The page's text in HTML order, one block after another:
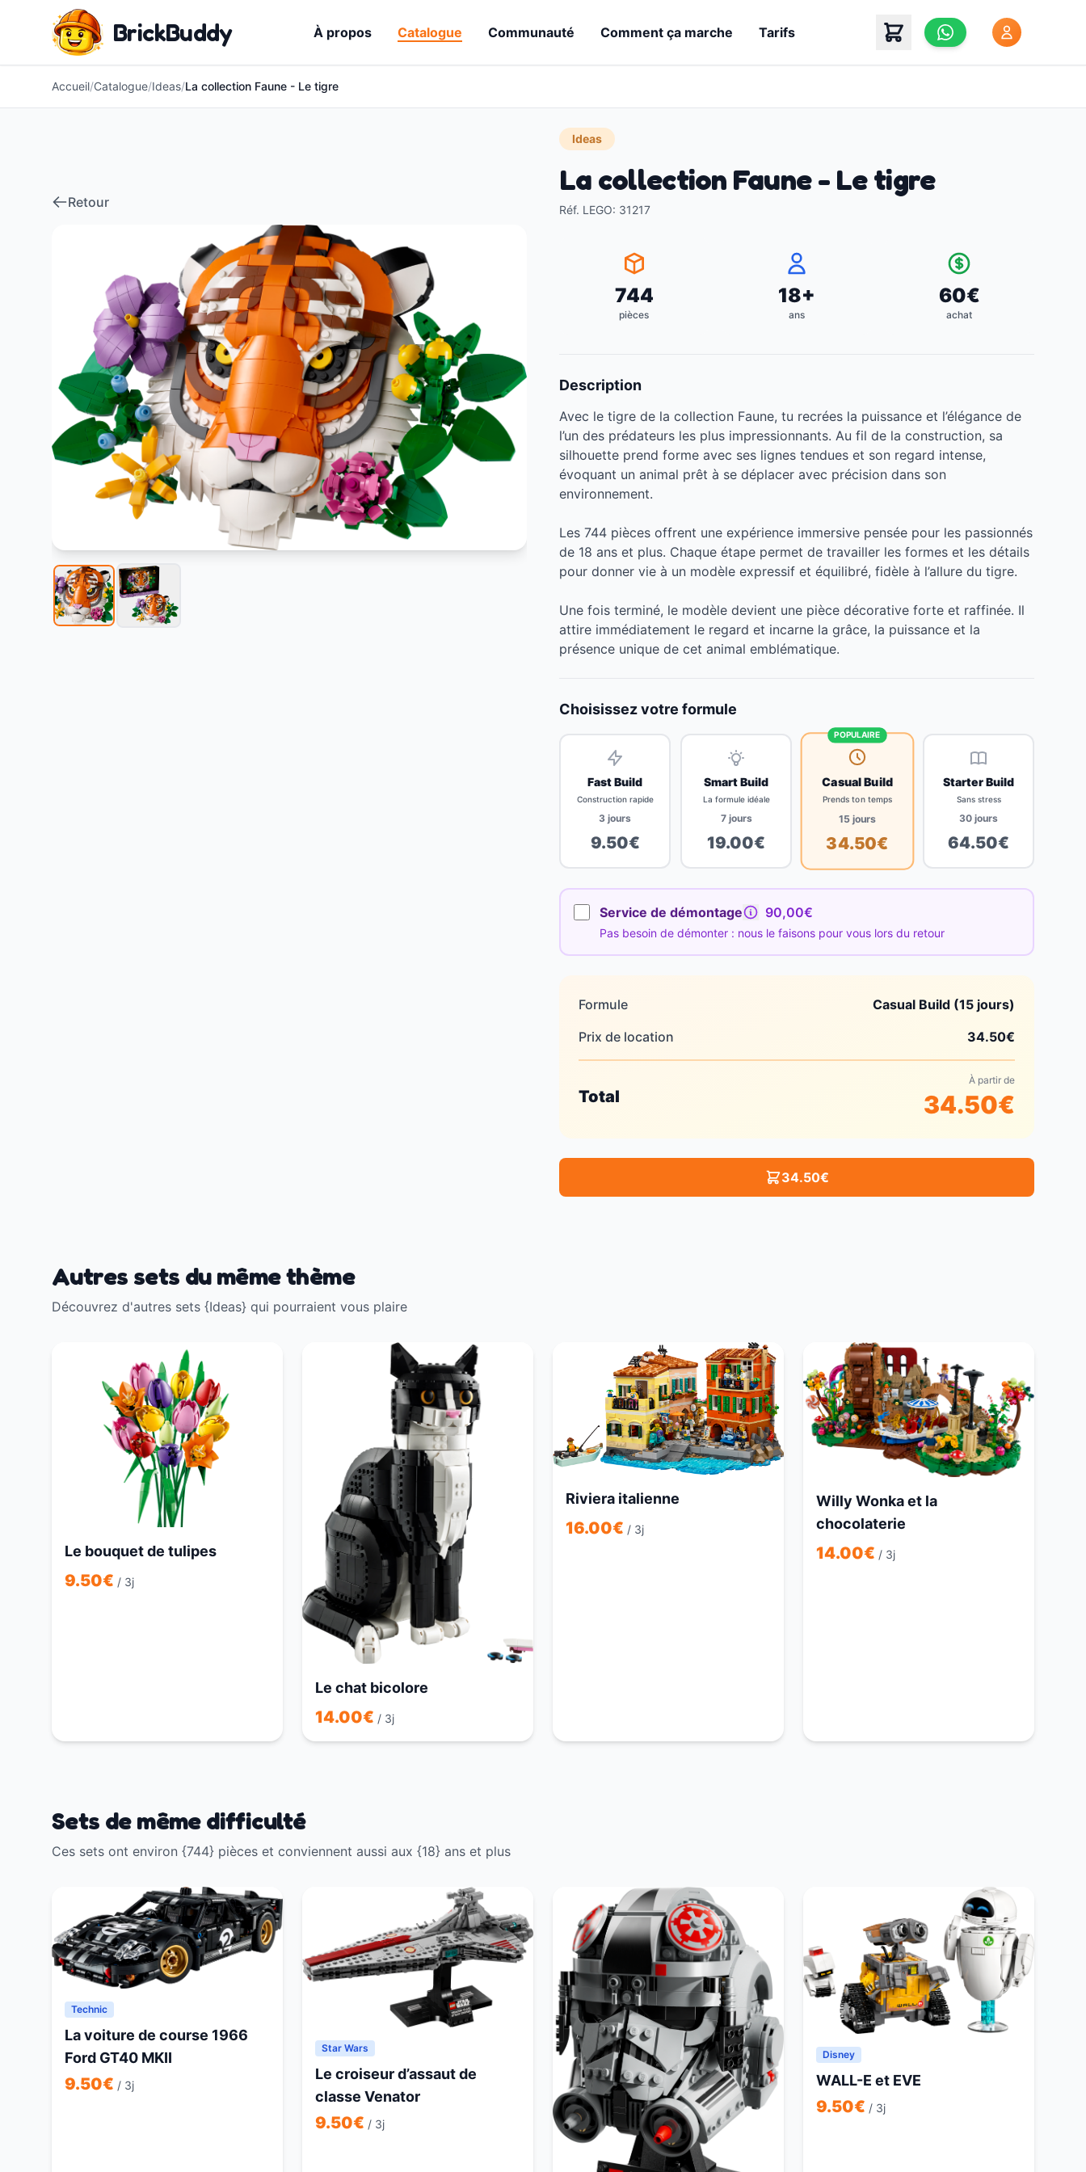
BrickBuddy À propos Catalogue Communauté Comment ça marche Tarifs
Accueil/Catalogue/Ideas/La collection Faune - Le tigre
Retour
Ideas
La collection Faune - Le tigre
Réf. LEGO: 31217
744
pièces
18+
ans
60€
achat
Description
Avec le tigre de la collection Faune, tu recrées la puissance et l’élégance de
l’un des prédateurs les plus impressionnants. Au fil de la construction, sa
silhouette prend forme avec ses lignes tendues et son regard intense,
évoquant un animal prêt à se déplacer avec précision dans son
environnement.
Les 744 pièces offrent une expérience immersive pensée pour les passionnés
de 18 ans et plus. Chaque étape permet de travailler les formes et les détails
pour donner vie à un modèle expressif et équilibré, fidèle à l’allure du tigre.
Une fois terminé, le modèle devient une pièce décorative forte et raffinée. Il
attire immédiatement le regard et incarne la grâce, la puissance et la
présence unique de cet animal emblématique.
Choisissez votre formule
Fast Build
Construction rapide
3 jours
9.50€
Smart Build
La formule idéale
7jours
19.00€
POPULAIRE
Casual Build
Prends ton temps
15jours
34.50€
Starter Build
Sans stress
30 jours
64.50€
Service de démontage 90,00€
Pas besoin de démonter : nous le faisons pour vous lors du retour
Formule
Casual Build (15 jours)
Prix de location
34.50€
Total
À partir de
34.50€
34.50€
Autres sets du même thème
Découvrez d'autres sets {Ideas} qui pourraient vous plaire
Le bouquet de tulipes
9.50€ / 3j
Le chat bicolore
14.00€ / 3j
Riviera italienne
16.00€ / 3j
Willy Wonka et la
chocolaterie
14.00€ / 3j
Sets de même difficulté
Ces sets ont environ {744} pièces et conviennent aussi aux {18} ans et plus
Technic
La voiture de course 1966
Ford GT40 MKII
9.50€ / 3j
Star Wars
Le croiseur d’assaut de
classe Venator
9.50€ / 3j
Disney
WALL-E et EVE
9.50€ / 3j